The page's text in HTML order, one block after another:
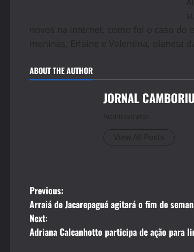
novos na internet, como foi o caso do
meninas, Erlaine e Valentina, planeta
ABOUT THE AUTHOR
JORNAL CAMBORIU
Administrator
View All Posts
P
o
s
Previous:
Arraiá de Jacarepaguá agitará o fim de
Next:
Adriana Calcanhotto participa de ação para